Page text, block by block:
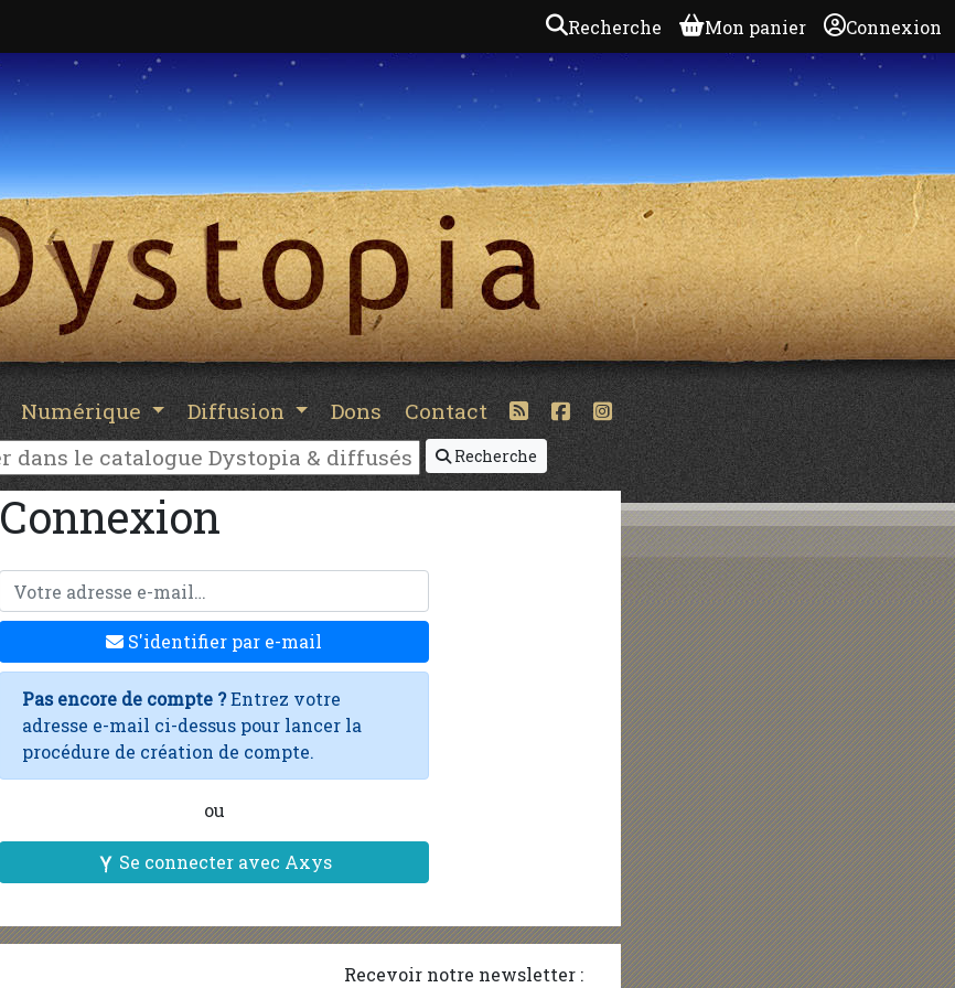
Recherche Mon panier Connexion
Numérique Diffusion Dons Contact
Recherche
Connexion
S'identifier par e-mail
Pas encore de compte ?Entrez votre
adresse e-mail ci-dessus pour lancer la
procédure de création de compte.
ou
Se connecter avec Axys
Recevoir notre newsletter :